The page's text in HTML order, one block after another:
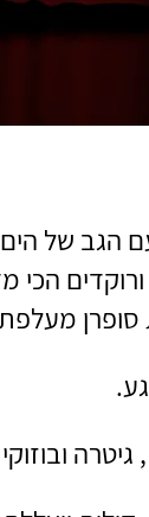
עם הגב של
סופרן